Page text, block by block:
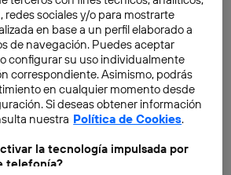
Pero todavía estamos a años
en los que se fomenta el debate, las
o la iniciativa por parte del
¿dónde se aprenden estassoft
redes sociales y/o para mostrarte
en base a un perfil elaborado a
de navegación. Puedes aceptar
configurar su uso individualmente
correspondiente. Asimismo, podrás
en cualquier momento desde
Si deseas obtener información
nuestra Política de Cookies.
la tecnología impulsada por
telefonía?